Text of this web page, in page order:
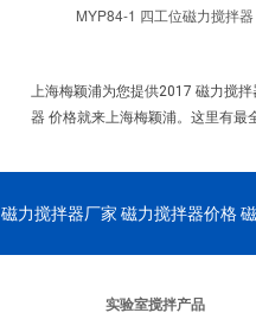
MYP84-1 四工位磁力搅拌器
上海梅颖浦为您提供2017 磁力搅
器 价格就来上海梅颖浦。这里有最
磁力搅拌器厂家 磁力搅拌器价格
实验室搅拌产品